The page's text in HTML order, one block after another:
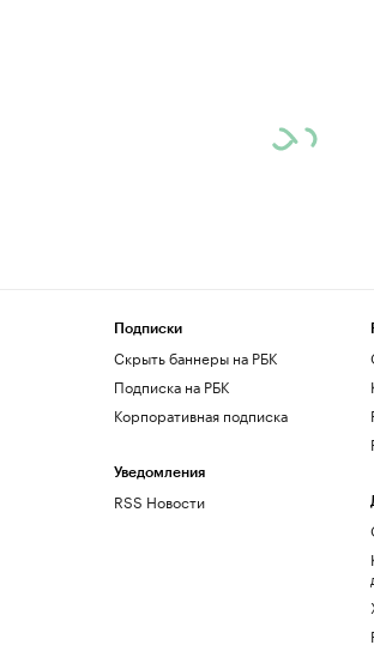
Подписки
Скрыть баннеры на РБК
Подписка на РБК
Корпоративная подписка
Уведомления
RSS Новости